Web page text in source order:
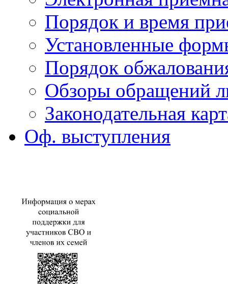
Порядок и время
Установленные
Порядок
Обзоры обращений
Законодательная
Оф. выступления